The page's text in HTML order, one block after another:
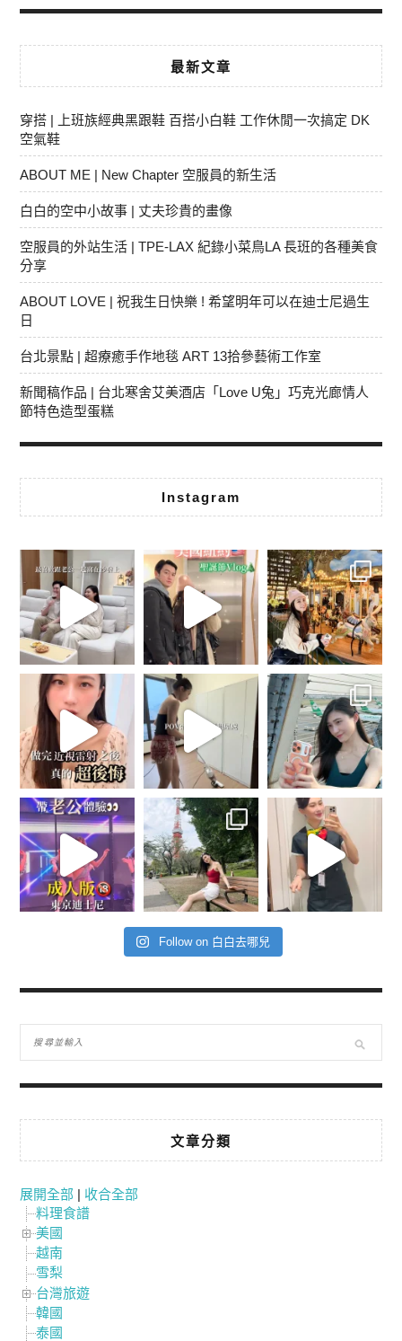
最新文章
穿搭 | 上班族經典黑跟鞋 百搭小白鞋 工作休閒一次搞定 DK
空氣鞋
ABOUT ME | New Chapter 空服員的新生活
白白的空中小故事 | 丈夫珍貴的畫像
空服員的外站生活 | TPE-LAX 紀錄小菜鳥LA 長班的各種美食
分享
ABOUT LOVE | 祝我生日快樂 ! 希望明年可以在迪士尼過生
日
台北景點 | 超療癒手作地毯 ART 13拾參藝術工作室
新聞稿作品 | 台北寒舍艾美酒店「Love U兔」巧克光廊情人
節特色造型蛋糕
Instagram
Follow on 白白去哪兒
文章分類
展開全部 | 收合全部
料理食譜
美國
越南
雪梨
台灣旅遊
韓國
泰國